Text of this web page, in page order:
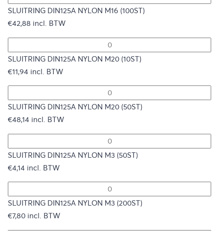
SLUITRING DIN125A NYLON M16 (100ST)
€42,88 incl. BTW
SLUITRING DIN125A NYLON M20 (10ST)
€11,94 incl. BTW
SLUITRING DIN125A NYLON M20 (50ST)
€48,14 incl. BTW
SLUITRING DIN125A NYLON M3 (50ST)
€4,14 incl. BTW
SLUITRING DIN125A NYLON M3 (200ST)
€7,80 incl. BTW